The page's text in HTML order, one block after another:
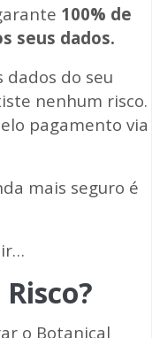
100% de
seus dados.
dados do seu
nenhum risco.
pagamento via
mais seguro é
o Botanical